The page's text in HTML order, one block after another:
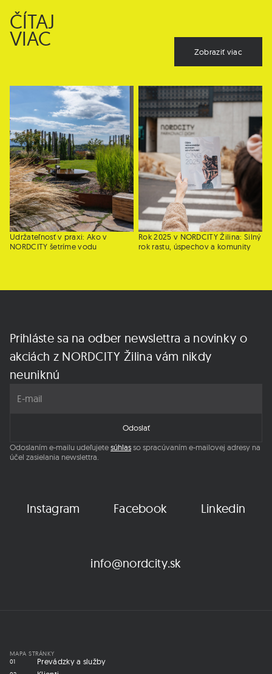
ČÍTAJ
VIAC
Zobraziť viac
Udržateľnosť v praxi: Ako v
NORDCITY šetríme vodu
Rok 2025 v NORDCITY Žilina: Silný
rok rastu, úspechov a komunity
Prihláste sa na odber newslettra a novinky o
akciách z NORDCITY Žilina vám nikdy
neuniknú
Odoslaním e-mailu udeľujetesúhlasso spracúvaním e-mailovej adresy na
účel zasielania newslettra.
Instagram Facebook Linkedin
info@nordcity.sk
MAPA STRÁNKY
01
Prevádzky a služby